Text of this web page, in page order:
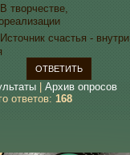
В творчестве,
Источник счастья - внутри
| Архив опросов
ответов: 168